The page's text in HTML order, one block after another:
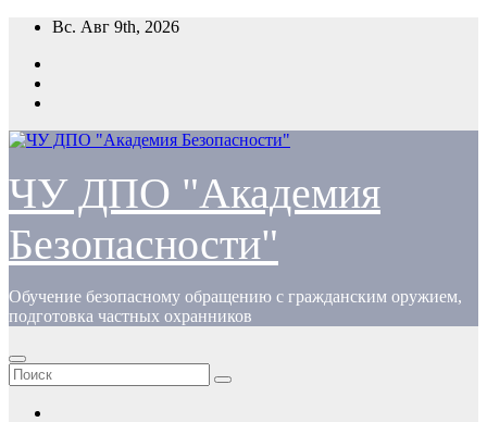
Перейти
содержимому
Вс. Авг 9th, 2026
ЧУ ДПО "Академия
Безопасности"
Обучение безопасному обращению с гражданским оружием,
подготовка частных охранников